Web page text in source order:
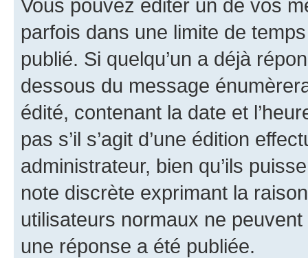
Vous pouvez éditer un de vos
parfois dans une limite de
publié. Si quelqu’un a déjà
dessous du message
édité, contenant la date et
pas s’il s’agit d’une édition
administrateur, bien qu’ils
note discrète exprimant la
utilisateurs normaux ne
une réponse a été publiée.